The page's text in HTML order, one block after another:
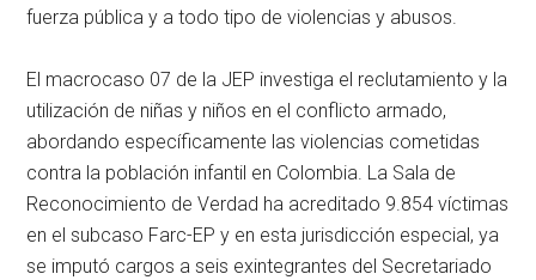
fuerza pública y a todo tipo de violencias y abusos.
El macrocaso 07 de la JEP investiga el reclutamiento y la
utilización de niñas y niños en el conflicto armado,
abordando específicamente las violencias cometidas
contra la población infantil en Colombia. La Sala de
Reconocimiento de Verdad ha acreditado 9.854 víctimas
en el subcaso Farc-EP y en esta jurisdicción especial, ya
se imputó cargos a seis exintegrantes del Secretariado